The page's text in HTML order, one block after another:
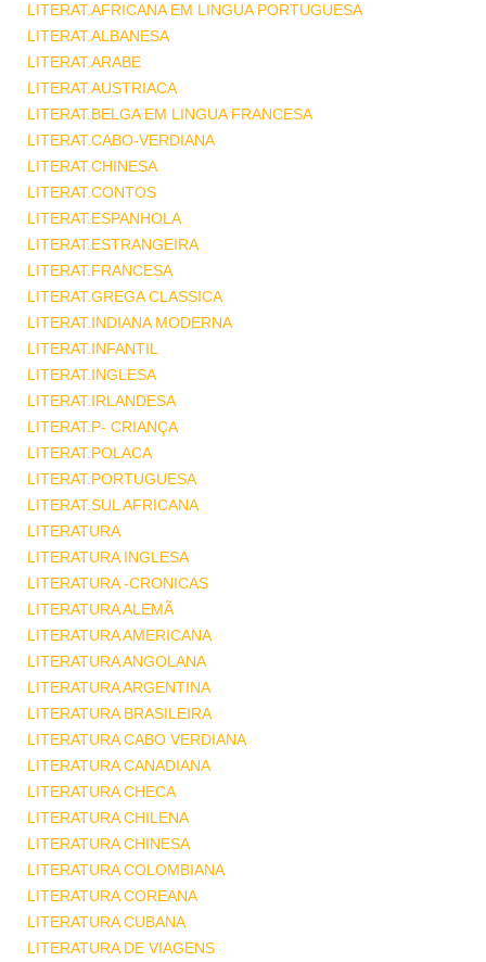
LITERAT.AFRICANA EM LINGUA PORTUGUESA
LITERAT.ALBANESA
LITERAT.ARABE
LITERAT.AUSTRIACA
LITERAT.BELGA EM LINGUA FRANCESA
LITERAT.CABO-VERDIANA
LITERAT.CHINESA
LITERAT.CONTOS
LITERAT.ESPANHOLA
LITERAT.ESTRANGEIRA
LITERAT.FRANCESA
LITERAT.GREGA CLASSICA
LITERAT.INDIANA MODERNA
LITERAT.INFANTIL
LITERAT.INGLESA
LITERAT.IRLANDESA
LITERAT.P- CRIANÇA
LITERAT.POLACA
LITERAT.PORTUGUESA
LITERAT.SUL AFRICANA
LITERATURA
LITERATURA INGLESA
LITERATURA -CRONICAS
LITERATURA ALEMÃ
LITERATURA AMERICANA
LITERATURA ANGOLANA
LITERATURA ARGENTINA
LITERATURA BRASILEIRA
LITERATURA CABO VERDIANA
LITERATURA CANADIANA
LITERATURA CHECA
LITERATURA CHILENA
LITERATURA CHINESA
LITERATURA COLOMBIANA
LITERATURA COREANA
LITERATURA CUBANA
LITERATURA DE VIAGENS